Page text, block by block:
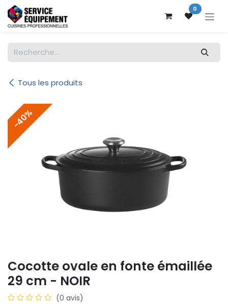
Se rendre au contenu 0
Tous les produits
-40%
Cocotte ovale en fonte émaillée
29 cm - NOIR
(0 avis)